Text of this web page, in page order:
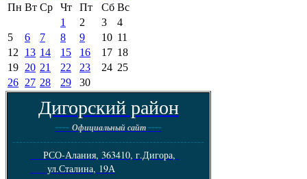
Пн Вт Ср Чт Пт Сб Вс
1
2 3
4
5
6 7 8 9 10 11
12
13 14 15 16 17 18
19 20 21 22 23 24 25
26 27 28 29 30
Дигорский район
---- Официальный сайт----
--------------------------------------------------------
РСО-Алания, 363410, г.Дигора,
ул.Сталина, 19А